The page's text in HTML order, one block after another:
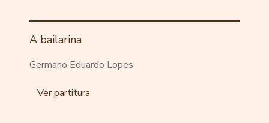
A bailarina
Germano Eduardo Lopes
Ver partitura